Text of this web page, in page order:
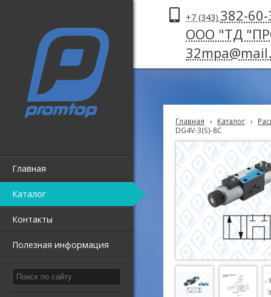
Главная
Каталог
Контакты
Полезная информация
+7 (343) 382-
ООО "ТД
Главная › Каталог ›
DG4V-3(S)-8С